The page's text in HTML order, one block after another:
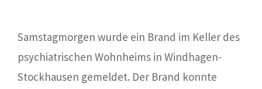
Samstagmorgen wurde ein Brand im Keller des
psychiatrischen Wohnheims in Windhagen-
Stockhausen gemeldet. Der Brand konnte